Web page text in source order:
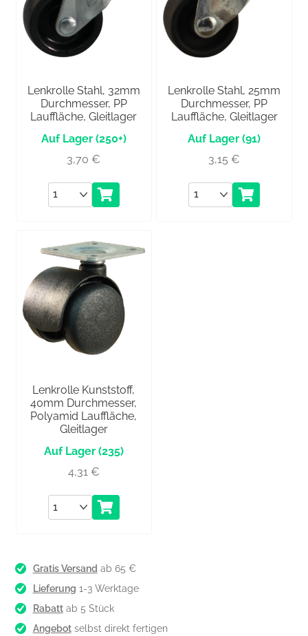
Lenkrolle Stahl, 32mm
Durchmesser, PP
Lauffläche, Gleitlager
(250+)
3,70€
Anzahl
Lenkrolle Stahl, 25mm
Durchmesser, PP
Lauffläche, Gleitlager
(91)
3,15€
Anzahl
Lenkrolle Kunststoff,
40mm Durchmesser,
Polyamid Lauffläche,
Gleitlager
(235)
4,31 €
Anzahl
Gratis Versand ab 65 €
Lieferung 1-3 Werktage
Rabattab 5 Stück
Angebotselbst direkt fertigen